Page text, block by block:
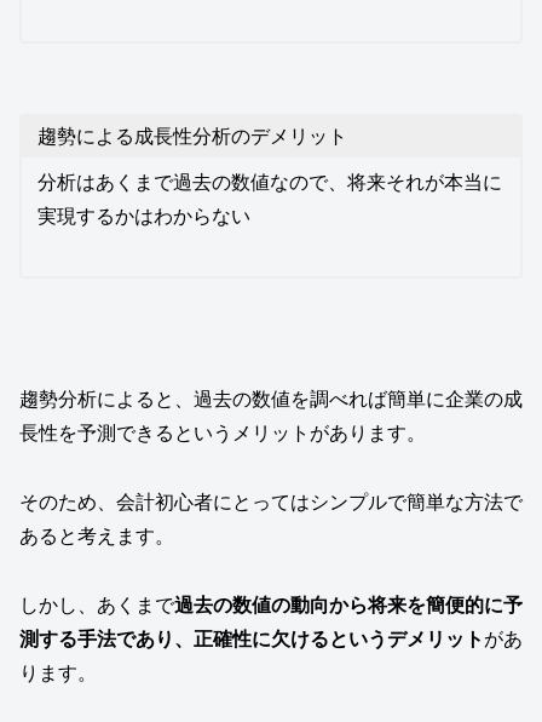
趨勢による成長性分析のデメリット
分析はあくまで過去の数値なので、将来それが本当に
実現するかはわからない
趨勢分析によると、過去の数値を調べれば簡単に企業の成
長性を予測できるというメリットがあります。
そのため、会計初心者にとってはシンプルで簡単な方法で
あると考えます。
しかし、あくまで過去の数値の動向から将来を簡便的に予
測する手法であり、正確性に欠けるというデメリット があ
ります。